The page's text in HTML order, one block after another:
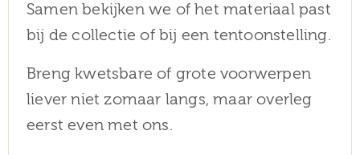
Samen bekijken we of het materiaal past
bij de collectie of bij een tentoonstelling.
Breng kwetsbare of grote voorwerpen
liever niet zomaar langs, maar overleg
eerst even met ons.